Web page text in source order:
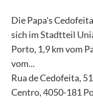
Die Papa's
sich im Stadtteil
Porto, 1,9 km vom
vom...
Rua de Cedofeita,
Centro, 4050-181